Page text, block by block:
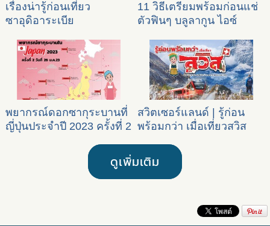
เรื่องน่ารู้ก่อนเที่ยว
ซาอุดิอาระเบีย
11 วิธีเตรียมพร้อมก่อนแช่
ตัวฟินๆ บลูลากูน ไอซ์
พยากรณ์ดอกซากุระบานที่
ญี่ปุ่นประจำปี 2023 ครั้งที่ 2
สวิตเซอร์แลนด์ | รู้ก่อน
พร้อมกว่า เมื่อเที่ยวสวิส
ดูเพิ่มเติม